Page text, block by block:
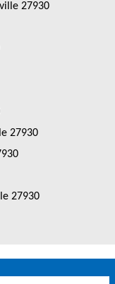
27930
27930
27930